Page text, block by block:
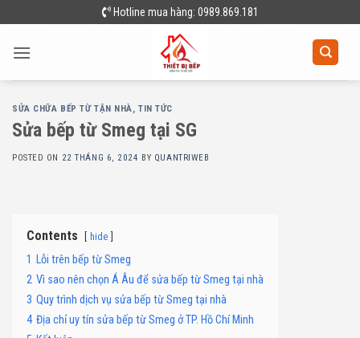
to
content
Hotline mua hàng: 0989.869.181
SỬA CHỮA BẾP TỪ TẬN NHÀ,TIN TỨC
Sửa bếp từ Smeg tại SG
POSTED ON 22 THÁNG 6, 2024 BY QUANTRIWEB
Contents hide
1 Lỗi trên bếp từ Smeg
2 Vì sao nên chọn Á Âu để sửa bếp từ Smeg tại nhà
3 Quy trình dịch vụ sửa bếp từ Smeg tại nhà
4 Địa chỉ uy tín sửa bếp từ Smeg ở TP. Hồ Chí Minh